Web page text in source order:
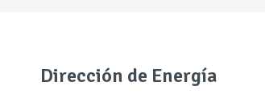
Dirección de Energía